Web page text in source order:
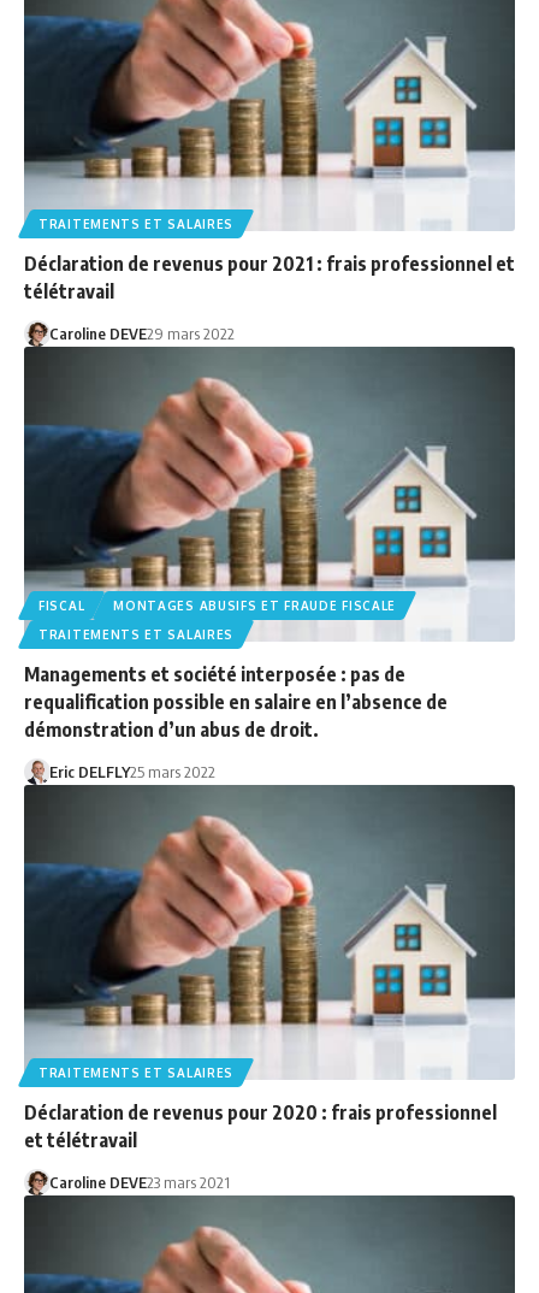
TRAITEMENTS ET SALAIRES
Déclaration de revenus pour 2021 : frais professionnel et
télétravail
Caroline DEVE29 mars 2022
FISCAL
MONTAGES ABUSIFS ET FRAUDE FISCALE
TRAITEMENTS ET SALAIRES
Managements et société interposée : pas de
requalification possible en salaire en l’absence de
démonstration d’un abus de droit.
Eric DELFLY25 mars 2022
TRAITEMENTS ET SALAIRES
Déclaration de revenus pour 2020 : frais professionnel
et télétravail
Caroline DEVE23 mars 2021